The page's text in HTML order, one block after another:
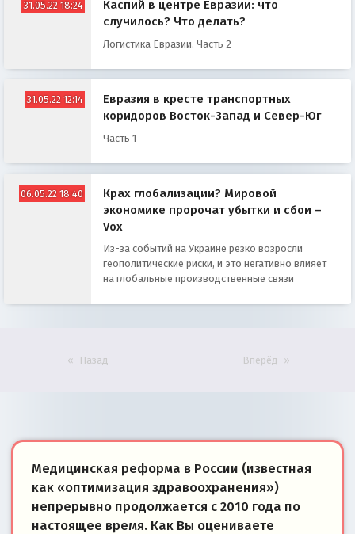
31.05.22 18:24
Каспий в центре Евразии: что
случилось? Что делать?
Логистика Евразии. Часть 2
31.05.22 12:14
Евразия в кресте транспортных
коридоров Восток-Запад и Север-Юг
Часть 1
06.05.22 18:40
Крах глобализации? Мировой
экономике пророчат убытки и сбои –
Vox
Из-за событий на Украине резко возросли
геополитические риски, и это негативно влияет
на глобальные производственные связи
Назад Вперёд
Медицинская реформа в России (известная
как «оптимизация здравоохранения»)
непрерывно продолжается с 2010 года по
настоящее время. Как Вы оцениваете